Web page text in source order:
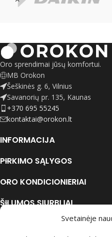
Svetainėje
Oro sprendimai jūsų komfortui.
MB Orokon
Šeškinės g. 6, Vilnius
Savanorių pr. 135, Kaunas
+370 695 55245
kontaktai@orokon.lt
INFORMACIJA
PIRKIMO SĄLYGOS
ORO KONDICIONIERIAI
ŠILUMOS SIURBLIAI
© 2026 MB "Orokon"